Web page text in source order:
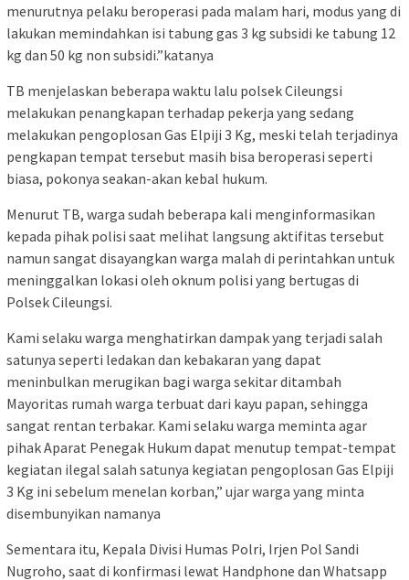
menurutnya pelaku beroperasi pada malam hari, modus yang di
lakukan memindahkan isi tabung gas 3 kg subsidi ke tabung 12
kg dan 50 kg non subsidi.”katanya
TB menjelaskan beberapa waktu lalu polsek Cileungsi
melakukan penangkapan terhadap pekerja yang sedang
melakukan pengoplosan Gas Elpiji 3 Kg, meski telah terjadinya
pengkapan tempat tersebut masih bisa beroperasi seperti
biasa, pokonya seakan-akan kebal hukum.
Menurut TB, warga sudah beberapa kali menginformasikan
kepada pihak polisi saat melihat langsung aktifitas tersebut
namun sangat disayangkan warga malah di perintahkan untuk
meninggalkan lokasi oleh oknum polisi yang bertugas di
Polsek Cileungsi.
Kami selaku warga menghatirkan dampak yang terjadi salah
satunya seperti ledakan dan kebakaran yang dapat
meninbulkan merugikan bagi warga sekitar ditambah
Mayoritas rumah warga terbuat dari kayu papan, sehingga
sangat rentan terbakar. Kami selaku warga meminta agar
pihak Aparat Penegak Hukum dapat menutup tempat-tempat
kegiatan ilegal salah satunya kegiatan pengoplosan Gas Elpiji
3 Kg ini sebelum menelan korban,” ujar warga yang minta
disembunyikan namanya
Sementara itu, Kepala Divisi Humas Polri, Irjen Pol Sandi
Nugroho, saat di konfirmasi lewat Handphone dan Whatsapp